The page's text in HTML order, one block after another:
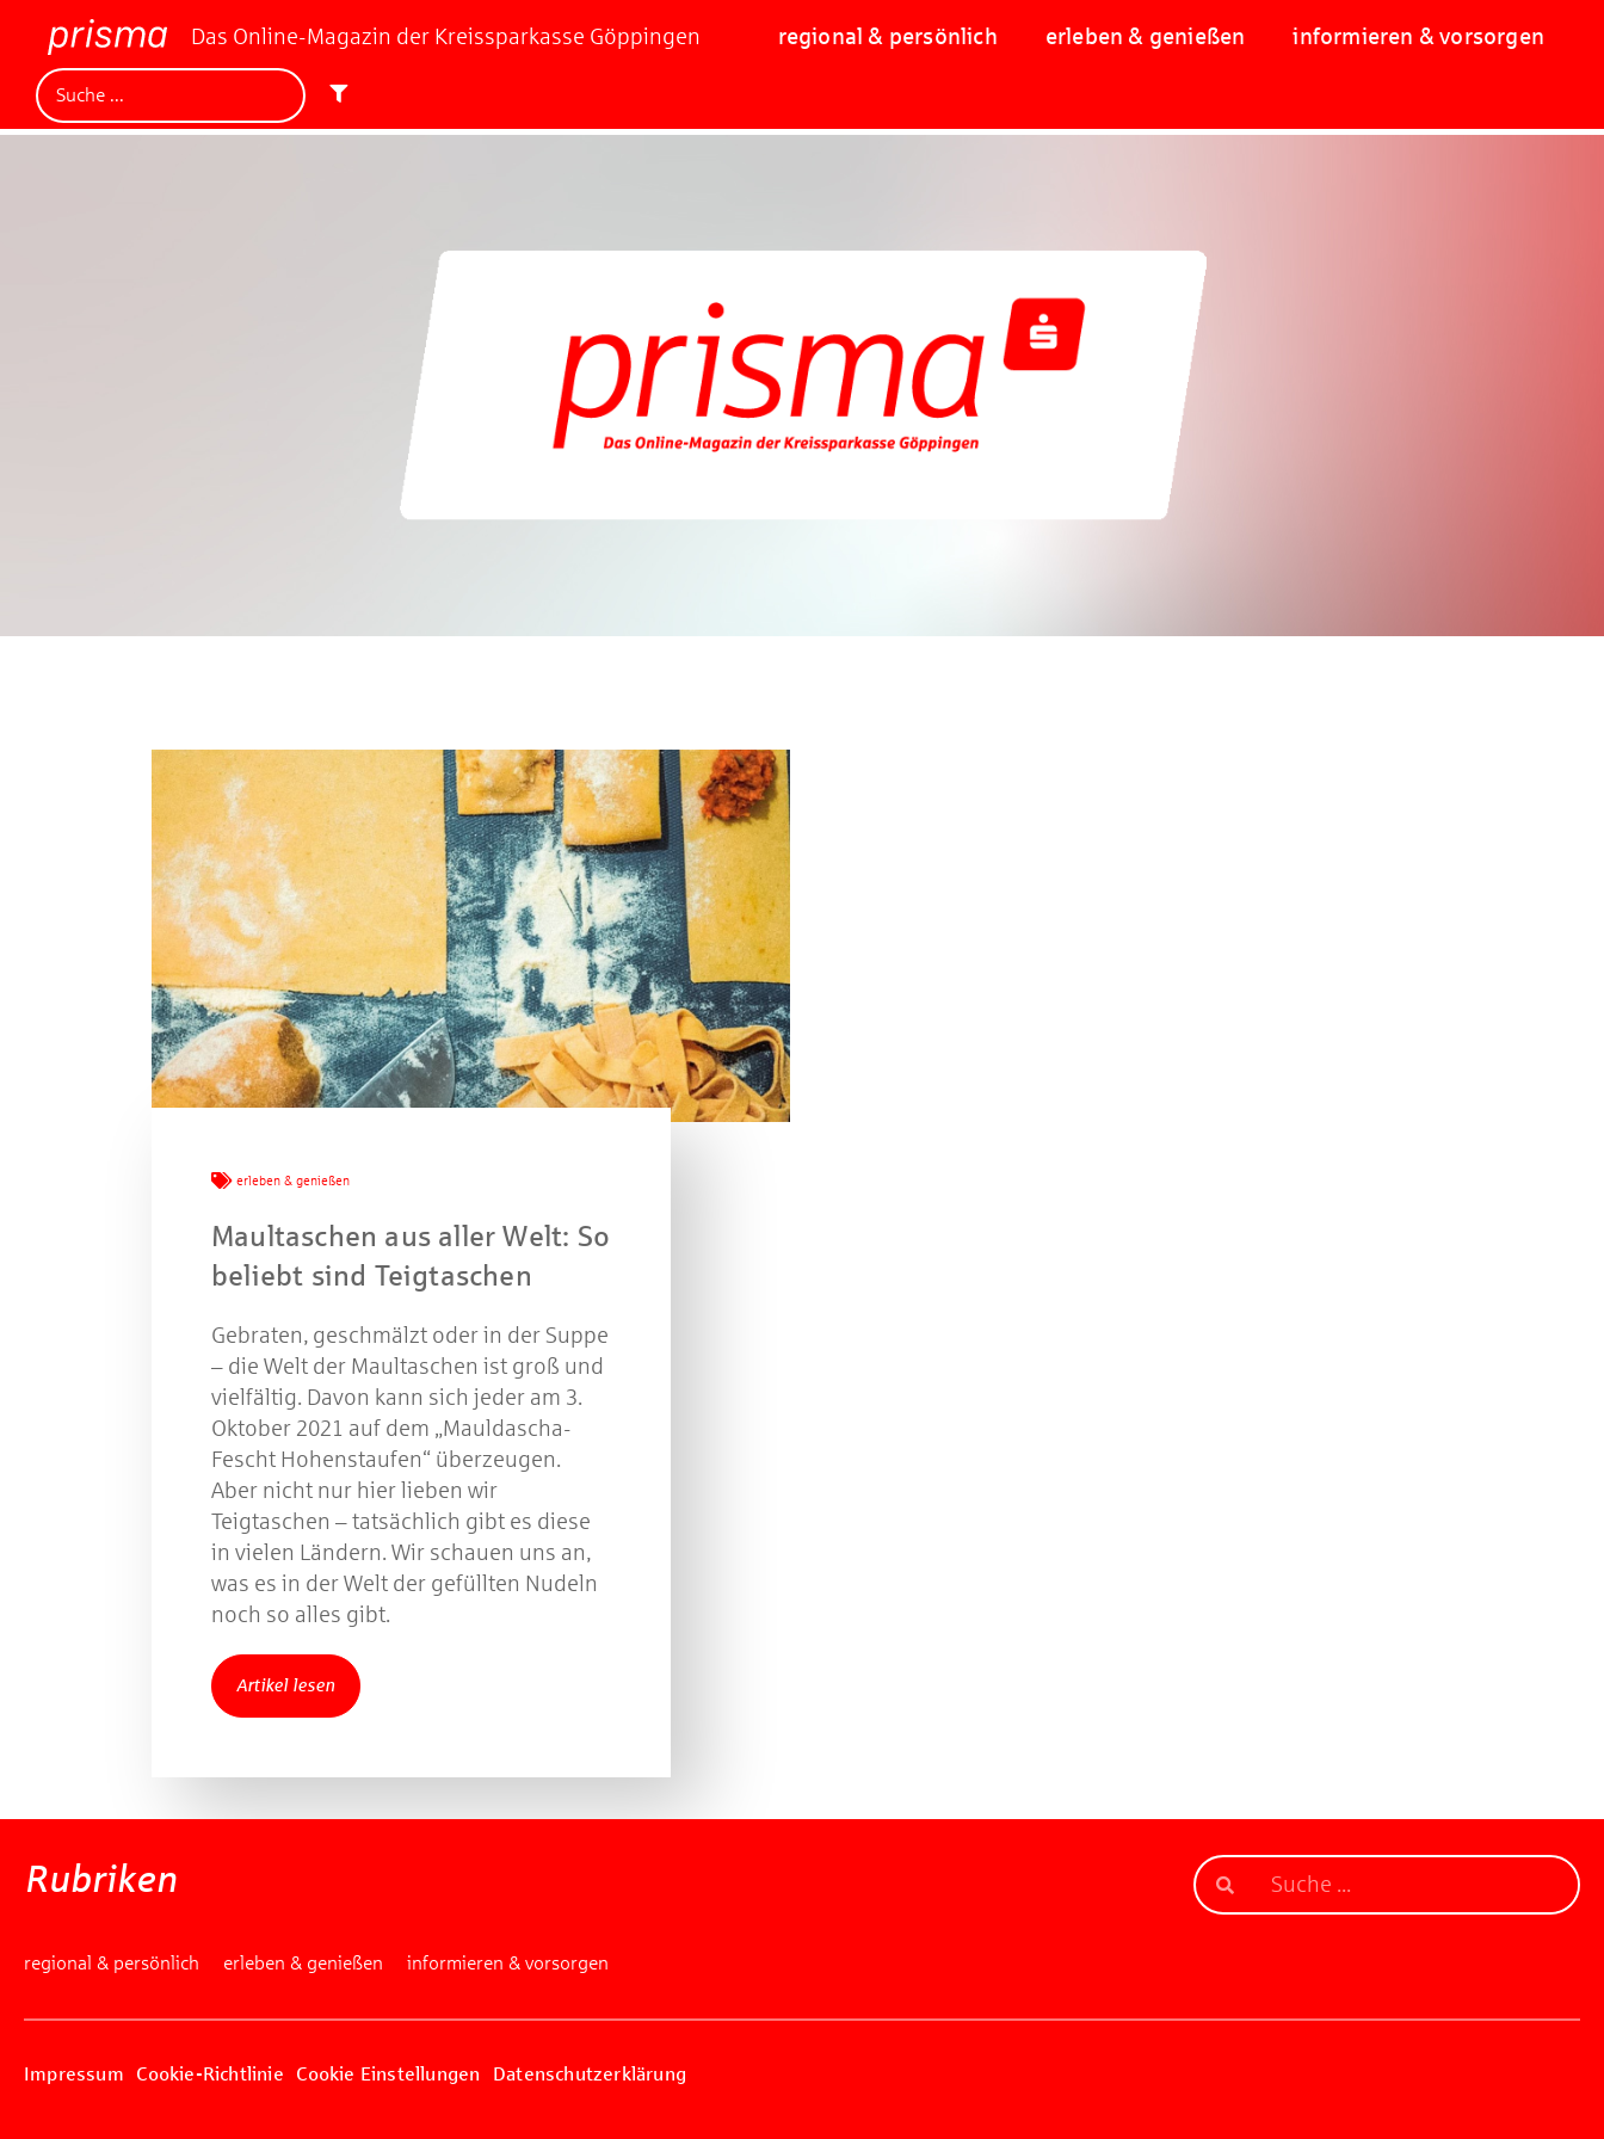
Das Online-Magazin der Kreissparkasse Göppingen regional & persönlich erleben & genießen informieren & vorsorgen
erleben & genießen
Maultaschen aus aller Welt: So
beliebt sind Teigtaschen
Gebraten, geschmälzt oder in der Suppe
– die Welt der Maultaschen ist groß und
vielfältig. Davon kann sich jeder am 3.
Oktober 2021 auf dem „Mauldascha-
Fescht Hohenstaufen“ überzeugen.
Aber nicht nur hier lieben wir
Teigtaschen – tatsächlich gibt es diese
in vielen Ländern. Wir schauen uns an,
was es in der Welt der gefüllten Nudeln
noch so alles gibt.
Artikel lesen
Rubriken
regional & persönlich erleben & genießen informieren & vorsorgen
Impressum Cookie-Richtlinie Cookie Einstellungen Datenschutzerklärung
Jetzt mitmachen und gewinnen!
Machen Sie mit bei unserem Gewinnspiel! Bis 31. Dezember 2021
verlosen wir 10 Gutscheine des Treffpunkt Gold der
Kreissparkasse Göppingen im Wert von je 30 Euro.
Gewinnspiel geschlossen